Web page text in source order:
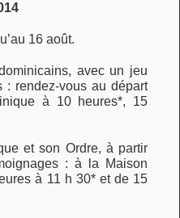
16 août.
avec un jeu
: rendez-vous au départ
à 10 heures*, 15
et son Ordre, à partir
: à la Maison
à 11 h 30* et de 15